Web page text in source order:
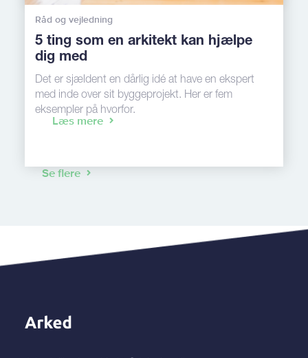
Se flere
Råd og vejledning
5 ting som en arkitekt kan hjælpe
dig med
Det er sjældent en dårlig idé at have en ekspert
med inde over sit byggeprojekt. Her er fem
eksempler på hvorfor.
Læs mere